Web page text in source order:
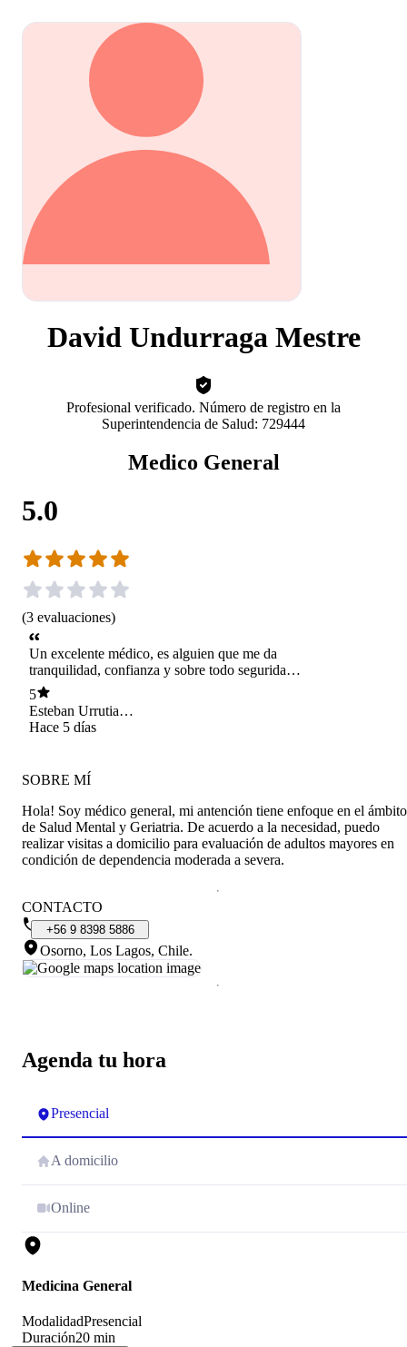
David Undurraga Mestre
Profesional verificado. Número de registro en la
Superintendencia de Salud: 729444
Medico General
5.0
(3 evaluaciones)
Un excelente médico, es alguien que me da
tranquilidad, confianza y sobre todo seguridad,
lo recomiendo sin duda, un profesional notable.
5
Esteban Urrutia
Cofre
Hace 5 días
Agenda tu hora
Presencial
A domicilio
Online
Medicina General
ModalidadPresencial
Duración20 min
SOBRE MÍ
Hola! Soy médico general, mi antención tiene enfoque en el ámbito
de Salud Mental y Geriatria. De acuerdo a la necesidad, puedo
realizar visitas a domicilio para evaluación de adultos mayores en
condición de dependencia moderada a severa.
CONTACTO
+56 9 8398 5886
Osorno, Los Lagos, Chile.